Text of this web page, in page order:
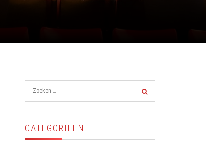
CATEGORIEËN